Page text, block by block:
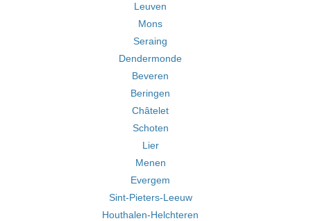
Leuven
Mons
Seraing
Dendermonde
Beveren
Beringen
Châtelet
Schoten
Lier
Menen
Evergem
Sint-Pieters-Leeuw
Houthalen-Helchteren